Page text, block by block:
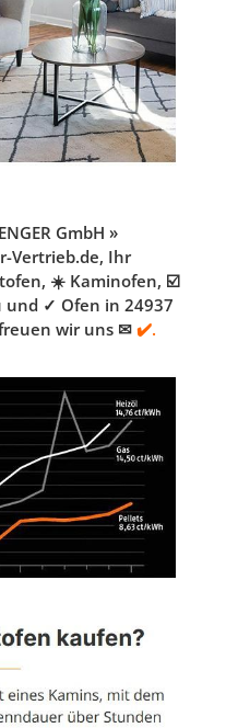
GmbH »
Vertrieb.de, Ihr
☀️ Kaminofen, ☑️
und ✓ Ofen in 24937
wir uns ✉ ✔️.